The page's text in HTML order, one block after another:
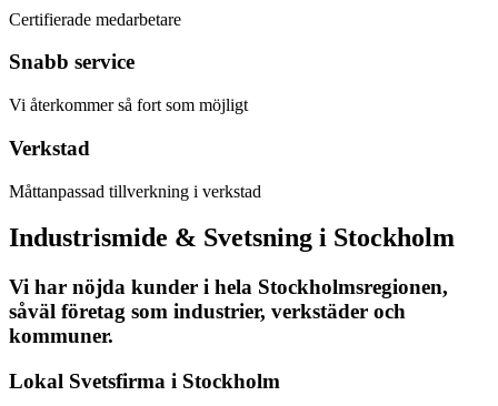
Certifierade medarbetare
Snabb service
Vi återkommer så fort som möjligt
Verkstad
Måttanpassad tillverkning i verkstad
Industrismide & Svetsning i Stockholm
Vi har nöjda kunder i hela Stockholmsregionen,
såväl företag som industrier, verkstäder och
kommuner.
Lokal Svetsfirma i Stockholm